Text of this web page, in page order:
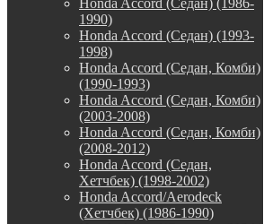
1990)
Honda Accord (Седан) (1993-
1998)
Honda Accord (Седан, Комби)
(1990-1993)
Honda Accord (Седан, Комби)
(2003-2008)
Honda Accord (Седан, Комби)
(2008-2012)
Honda Accord (Седан,
Хетчбек) (1998-2002)
Honda Accord/Aerodeck
(Хетчбек) (1986-1990)